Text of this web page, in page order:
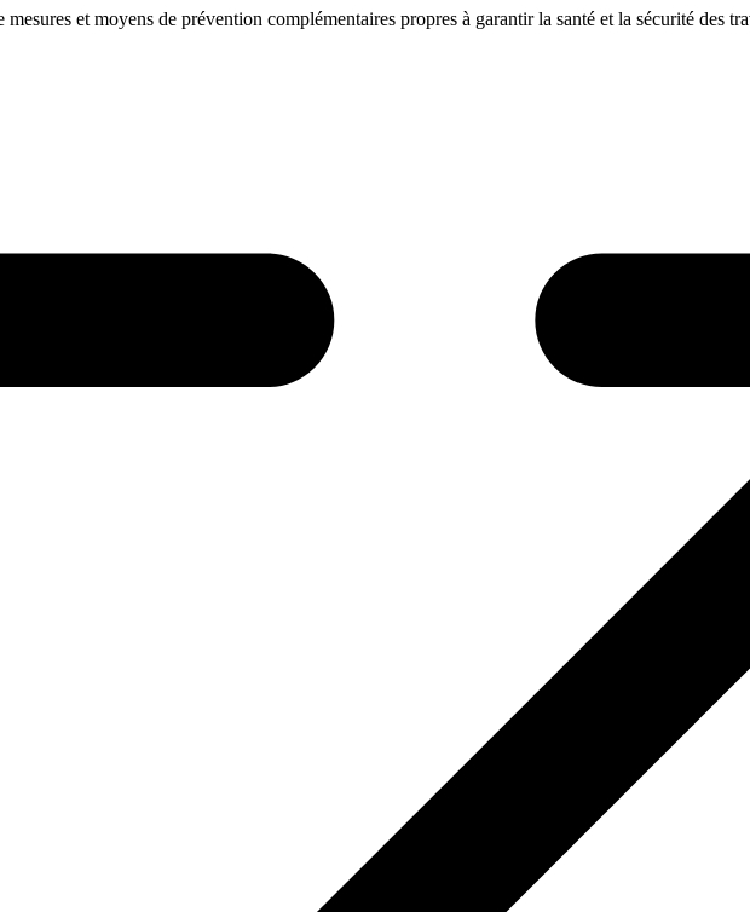
et moyens de prévention complémentaires propres à garantir la santé et la sécurité des